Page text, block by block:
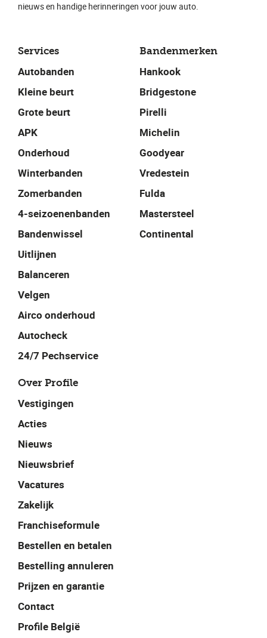
Services
Autobanden
Kleine beurt
Grote beurt
APK
Onderhoud
Winterbanden
Zomerbanden
4-seizoenenbanden
Bandenwissel
Uitlijnen
Balanceren
Velgen
Airco onderhoud
Autocheck
24/7 Pechservice
Bandenmerken
Hankook
Bridgestone
Pirelli
Michelin
Goodyear
Vredestein
Fulda
Mastersteel
Continental
Over Profile
Vestigingen
Acties
Nieuws
Nieuwsbrief
Vacatures
Zakelijk
Franchiseformule
Bestellen en betalen
Bestelling annuleren
Prijzen en garantie
Contact
Profile België
nieuws en handige herinneringen voor jouw auto.